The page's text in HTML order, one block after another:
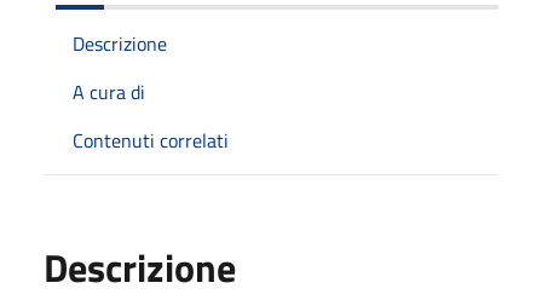
Descrizione
A cura di
Contenuti correlati
Descrizione